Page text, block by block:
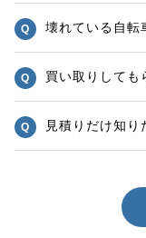
壊れている自転
買い取りしても
見積りだけ知り